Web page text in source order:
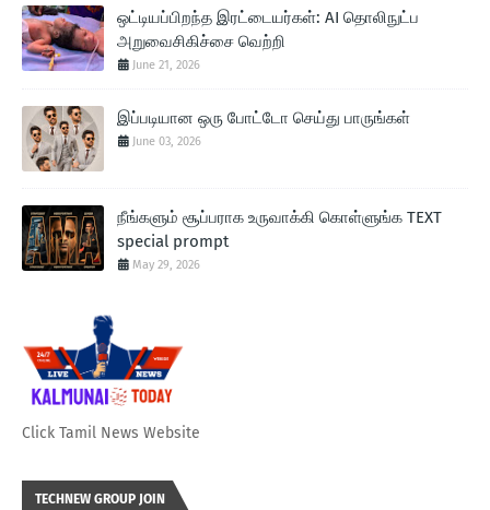
ஒட்டியப்பிறந்த இரட்டையர்கள்: AI தொலிநுட்ப
அறுவைசிகிச்சை வெற்றி
June 21, 2026
இப்படியான ஒரு போட்டோ செய்து பாருங்கள்
June 03, 2026
நீங்களும் சூப்பராக உருவாக்கி கொள்ளுங்க TEXT
special prompt
May 29, 2026
Click Tamil News Website
TECHNEW GROUP JOIN